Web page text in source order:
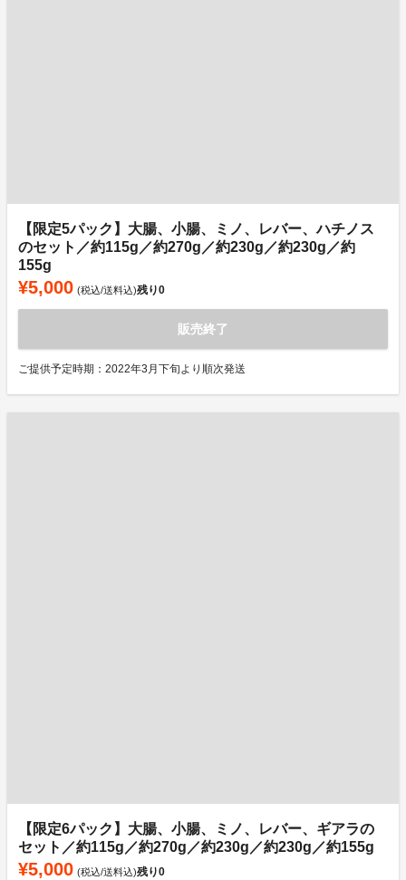
【限定5パック】大腸、小腸、ミノ、レバー、ハチノス
のセット／約115g／約270g／約230g／約230g／約
155g
¥5,000 (税込/送料込)残り0
販売終了
ご提供予定時期：2022年3月下旬より順次発送
【限定6パック】大腸、小腸、ミノ、レバー、ギアラの
セット／約115g／約270g／約230g／約230g／約155g
¥5,000 (税込/送料込)残り0